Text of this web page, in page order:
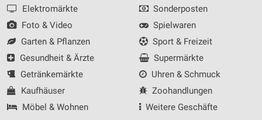
Elektromärkte
Foto & Video
Garten & Pflanzen
Gesundheit & Ärzte
Getränkemärkte
Kaufhäuser
Möbel & Wohnen
Sonderposten
Spielwaren
Sport & Freizeit
Supermärkte
Uhren & Schmuck
Zoohandlungen
Weitere Geschäfte